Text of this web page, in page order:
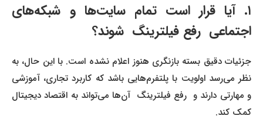
۱. آیا قرار است تمام سایت‌ها و شبکه‌های
اجتماعی رفع فیلترینگ شوند؟
جزئیات دقیق بسته بازنگری هنوز اعلام نشده است. با این حال، به
نظر می‌رسد اولویت با پلتفرم‌هایی باشد که کاربرد تجاری، آموزشی
و مهارتی دارند و رفع فیلترینگ آن‌ها می‌تواند به اقتصاد دیجیتال
کمک کند.